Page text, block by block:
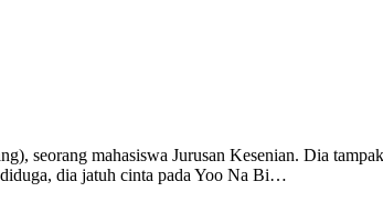
seorang mahasiswa Jurusan Kesenian. Dia
dia jatuh cinta pada Yoo Na Bi…